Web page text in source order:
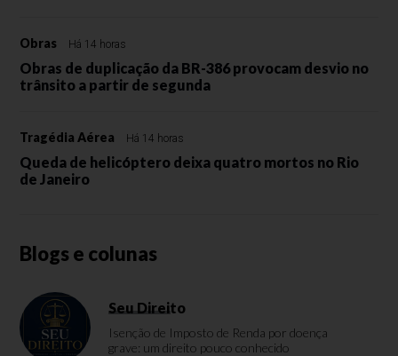
Obras Há 14 horas
Obras de duplicação da BR-386 provocam desvio no
trânsito a partir de segunda
Tragédia Aérea Há 14 horas
Queda de helicóptero deixa quatro mortos no Rio
de Janeiro
Blogs e colunas
Seu Direito
Isenção de Imposto de Renda por doença
grave: um direito pouco conhecido